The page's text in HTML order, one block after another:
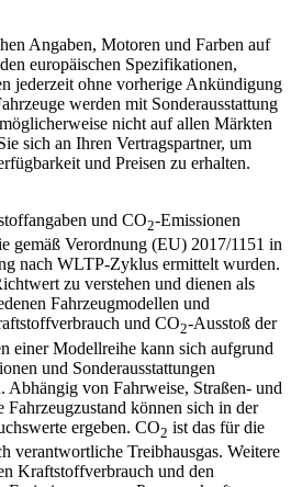
Angaben, Motoren und Farben auf
europäischen Spezifikationen,
jederzeit ohne vorherige Ankündigung
werden mit Sonderausstattung
nicht auf allen Märkten
sich an Ihren Vertragspartner, um
und Preisen zu erhalten.
und CO2-Emissionen
gemäß Verordnung (EU) 2017/1151 in
nach WLTP-Zyklus ermittelt wurden.
zu verstehen und dienen als
Fahrzeugmodellen und
und CO2-Ausstoß der
einer Modellreihe kann sich aufgrund
und Sonderausstattungen
Abhängig von Fahrweise, Straßen- und
Fahrzeugzustand können sich in der
ergeben. CO2 ist das für die
verantwortliche Treibhausgas. Weitere
Kraftstoffverbrauch und den